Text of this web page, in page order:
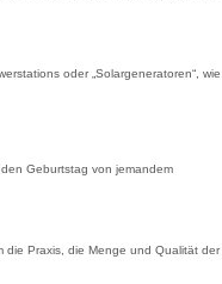
oder „Solargeneratoren“,
Geburtstag von jemandem
Praxis, die Menge und Qualität